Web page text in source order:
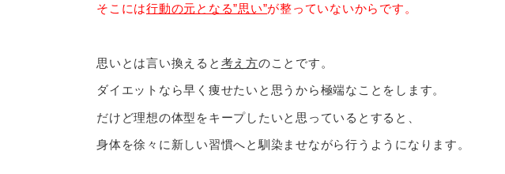
そこには行動の元となる”思い”が整っていないからです。
思いとは言い換えると 考え方のことです。
ダイエットなら早く痩せたいと思うから極端なことをします。
だけど理想の体型をキープしたいと思っているとすると、
身体を徐々に新しい習慣へと馴染ませながら行うようになります。